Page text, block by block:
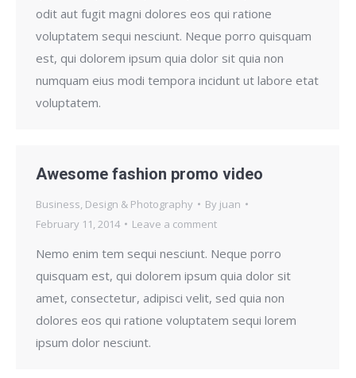
odit aut fugit magni dolores eos qui ratione
voluptatem sequi nesciunt. Neque porro quisquam
est, qui dolorem ipsum quia dolor sit quia non
numquam eius modi tempora incidunt ut labore etat
voluptatem.
Awesome fashion promo video
Business, Design & Photography By juan
February 11, 2014
Leave a comment
Nemo enim tem sequi nesciunt. Neque porro
quisquam est, qui dolorem ipsum quia dolor sit
amet, consectetur, adipisci velit, sed quia non
dolores eos qui ratione voluptatem sequi lorem
ipsum dolor nesciunt.